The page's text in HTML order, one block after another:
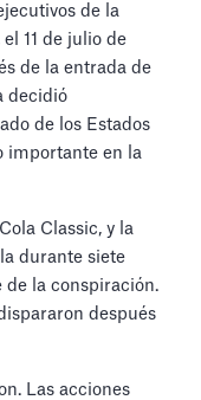
de la
11 de julio de
de la entrada de
decidió
de los Estados
importante en la
Classic, y la
durante siete
de la conspiración.
después
Las acciones